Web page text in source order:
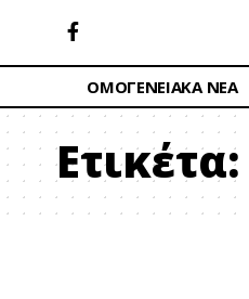
ΟΜΟΓΕΝΕΙΑΚΑ ΝΕΑ
Ετικέτα: